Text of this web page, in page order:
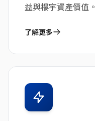
益與樓宇資產價值。
了解更多